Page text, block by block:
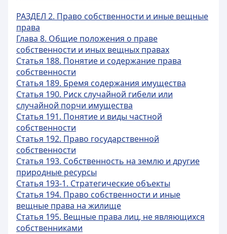
РАЗДЕЛ 2. Право собственности и иные вещные
права
Глава 8. Общие положения о праве
собственности и иных вещных правах
Статья 188. Понятие и содержание права
собственности
Статья 189. Бремя содержания имущества
Статья 190. Риск случайной гибели или
случайной порчи имущества
Статья 191. Понятие и виды частной
собственности
Статья 192. Право государственной
собственности
Статья 193. Собственность на землю и другие
природные ресурсы
Статья 193-1. Стратегические объекты
Статья 194. Право собственности и иные
вещные права на жилище
Статья 195. Вещные права лиц, не являющихся
собственниками